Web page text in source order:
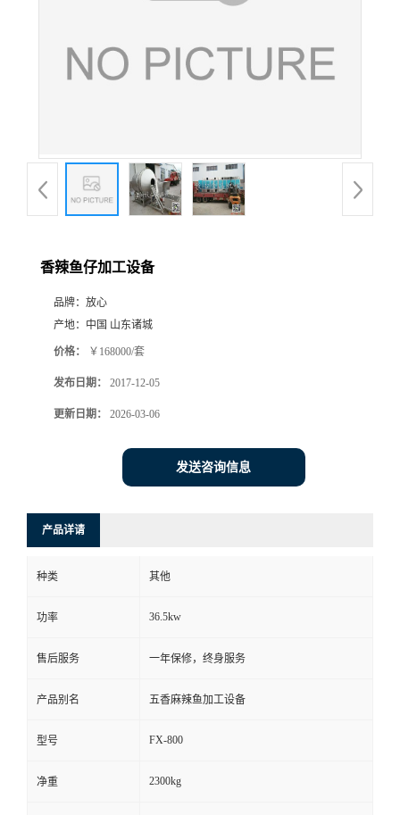
香辣鱼仔加工设备
品牌： 放心
产地： 中国 山东诸城
价格： ￥168000/套
发布日期： 2017-12-05
更新日期： 2026-03-06
发送咨询信息
产品详请
种类 其他
功率 36.5kw
售后服务 一年保修，终身服务
产品别名 五香麻辣鱼加工设备
型号 FX-800
净重 2300kg